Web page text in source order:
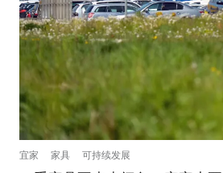
宜家 家具 可持续发展